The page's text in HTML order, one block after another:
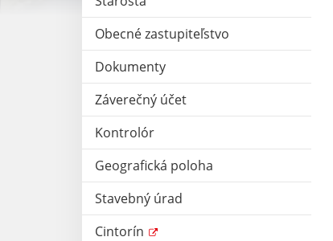
Obecné zastupiteľstvo
Dokumenty
Záverečný účet
Kontrolór
Geografická poloha
Stavebný úrad
Cintorín